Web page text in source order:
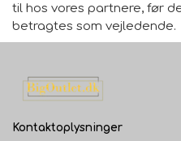
til hos vores partnere, før
betragtes som vejledende.
Kontaktoplysninger